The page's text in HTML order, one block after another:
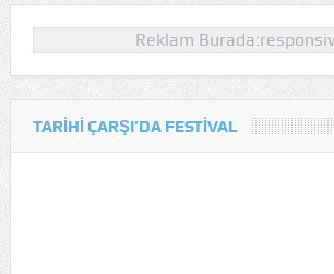
Reklam
TARIHI ÇARŞI’DA FESTIVAL